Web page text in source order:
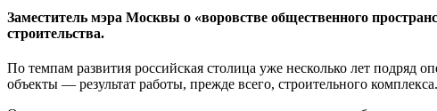
Заместитель мэра Москвы о «воровстве общественного
строительства.
По темпам развития российская столица уже несколько лет
объекты — результат работы, прежде всего, строительного комплекса.